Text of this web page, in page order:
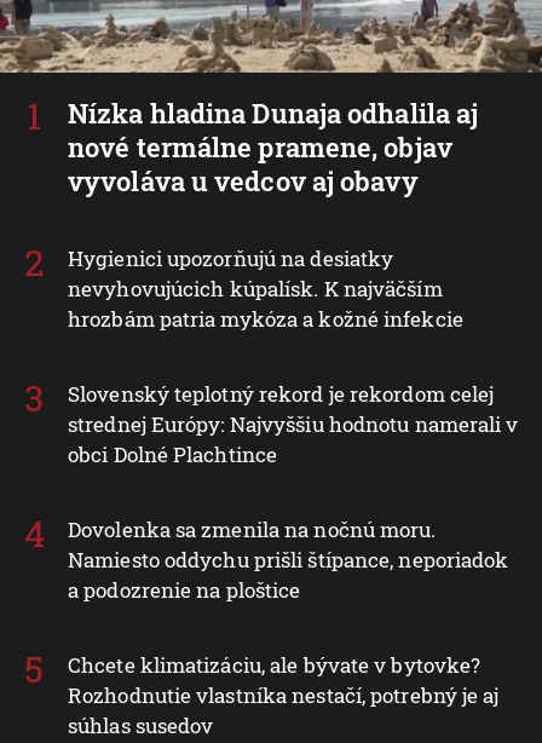
Nízka hladina Dunaja odhalila aj
nové termálne pramene, objav
vyvoláva u vedcov aj obavy
Hygienici upozorňujú na desiatky
nevyhovujúcich kúpalísk. K najväčším
hrozbám patria mykóza a kožné infekcie
Slovenský teplotný rekord je rekordom celej
strednej Európy: Najvyššiu hodnotu namerali v
obci Dolné Plachtince
Dovolenka sa zmenila na nočnú moru.
Namiesto oddychu prišli štípance, neporiadok
a podozrenie na ploštice
Chcete klimatizáciu, ale bývate v bytovke?
Rozhodnutie vlastníka nestačí, potrebný je aj
súhlas susedov